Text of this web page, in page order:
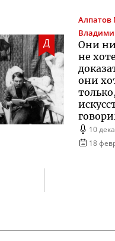
Д
Алпатов
Они
не
они
10
18